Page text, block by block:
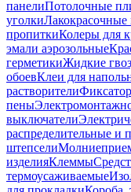
панелиПотолочные
уголкиЛакокрасочные
пропиткиКолеры для
эмали аэрозольные
герметикиЖидкие
обоевКлеи для
растворители
пены
выключатели
распределительные и
штепсели
изделияКлеммы
термоусаживаемые